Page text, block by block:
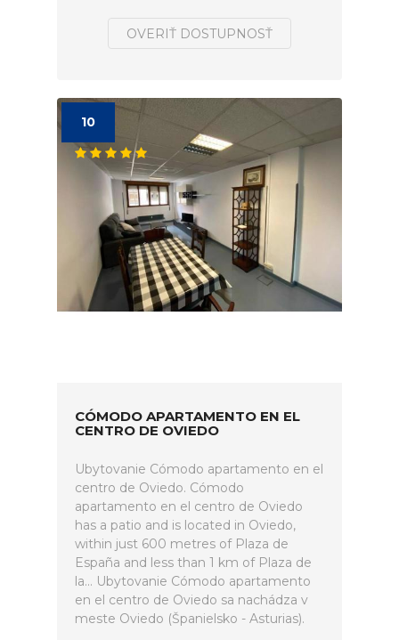
OVERIŤ DOSTUPNOSŤ
10
CÓMODO APARTAMENTO EN EL
CENTRO DE OVIEDO
Ubytovanie Cómodo apartamento en el
centro de Oviedo. Cómodo
apartamento en el centro de Oviedo
has a patio and is located in Oviedo,
within just 600 metres of Plaza de
España and less than 1 km of Plaza de
la... Ubytovanie Cómodo apartamento
en el centro de Oviedo sa nachádza v
meste Oviedo (Španielsko - Asturias).